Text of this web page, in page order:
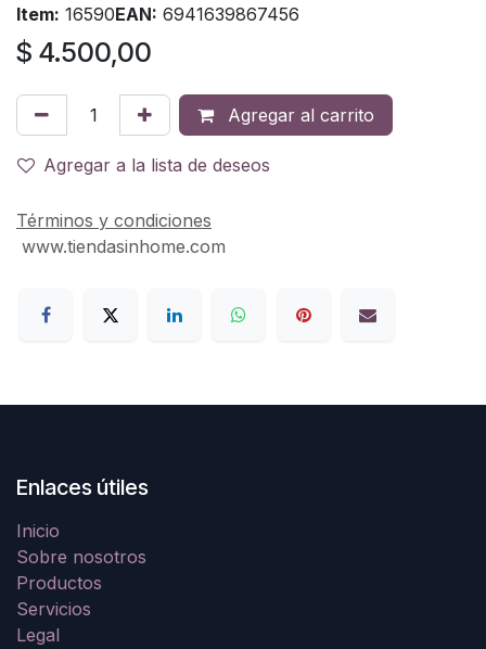
Item: 16590EAN: 6941639867456
$ 4.500,00
Agregar al carrito
Agregar a la lista de deseos
Términos y condiciones
www.tiendasinhome.com
Enlaces útiles
Inicio
Sobre nosotros
Productos
Servicios
Legal